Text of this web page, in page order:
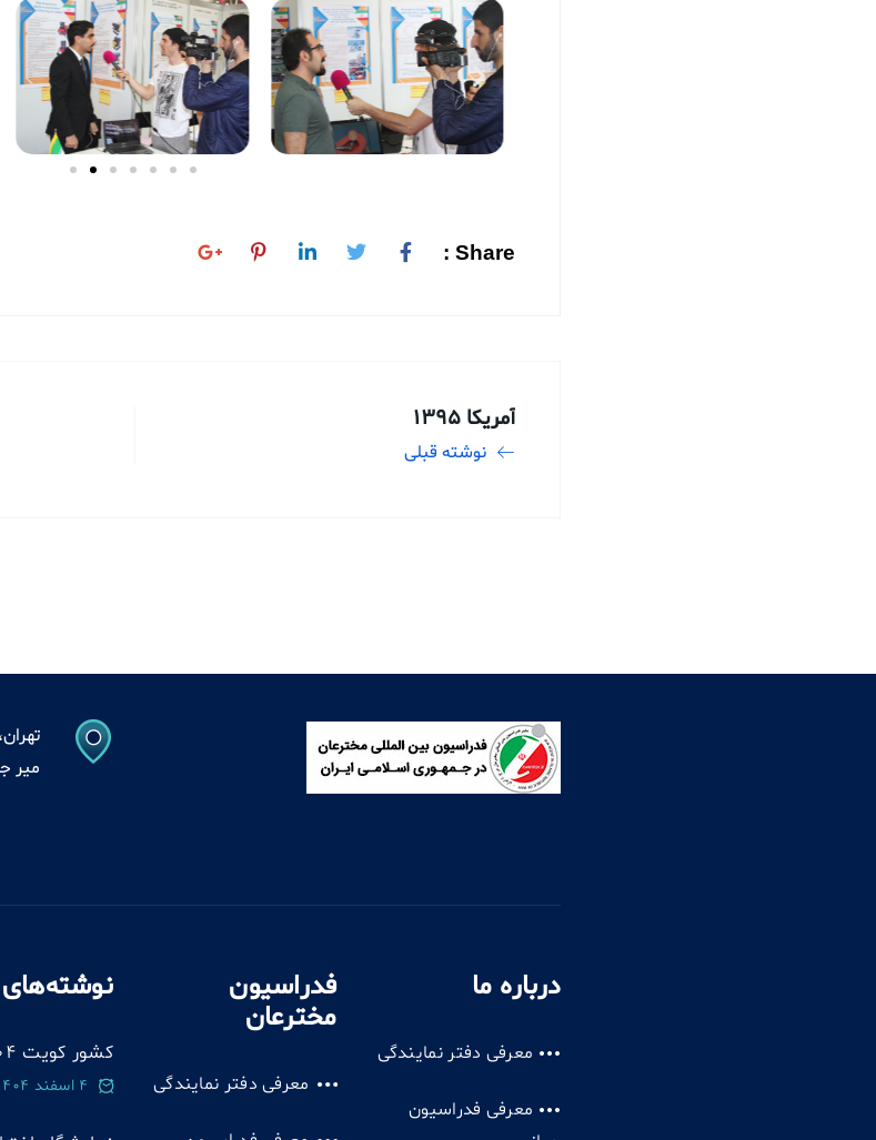
Share :
آمریکا 1395
نوشته قبلی
میر
درباره ما
معرفی دفتر نمایندگی
معرفی فدراسیون
فدراسیون
مخترعان
معرفی دفتر نمایندگی
کشور کویت 1404
4 اسفند 1404